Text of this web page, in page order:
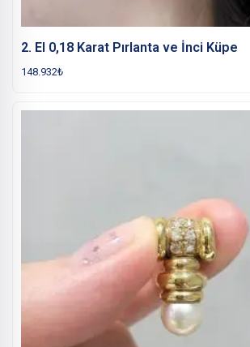
2. El 0,18 Karat Pırlanta ve İnci Küpe
148.932₺